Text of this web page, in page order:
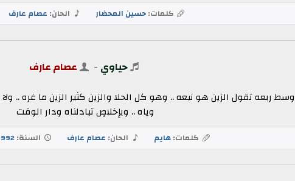
كلمات:حسين المحضار الحان: عصام عارف
حياوي - عصام عارف
ربعه تقول الزين هو نبعه .. وهو كل الحلا والزين كثير الزين ما غره ..
وياه .. وبإخلاصٍ تبادلناه ودار الوقت
كلمات:هايم الحان: عصام عارف السنة: